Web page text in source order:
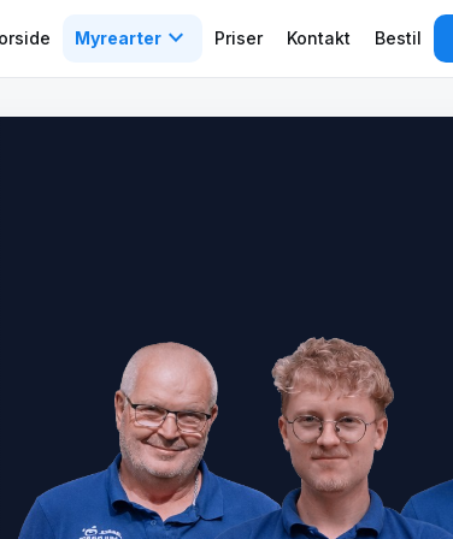
Myrearter expand_more Priser Kontakt Bestil